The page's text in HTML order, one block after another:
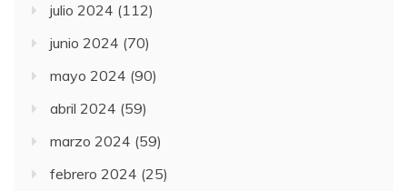
julio 2024 (112)
junio 2024 (70)
mayo 2024 (90)
abril 2024 (59)
marzo 2024 (59)
febrero 2024 (25)